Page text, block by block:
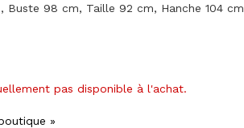
98 cm, Taille 92 cm, Hanche 104 cm
pas disponible à l'achat.
»